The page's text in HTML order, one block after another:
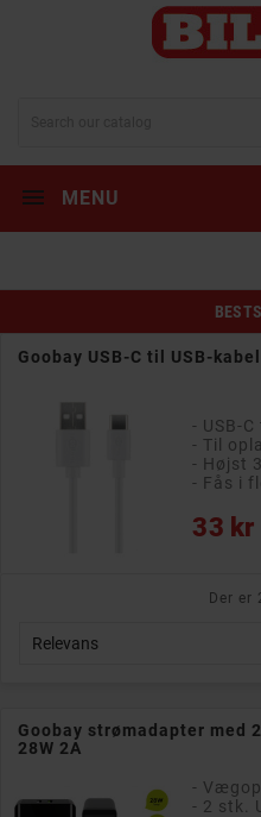
MENU
Goobay USB-C til USB-
- USB-
- Til
- Højst
- Fås i
33 kr
Pris
Der er
Relevans
Goobay strømadapter med
28W 2A
-
- 2 stk.